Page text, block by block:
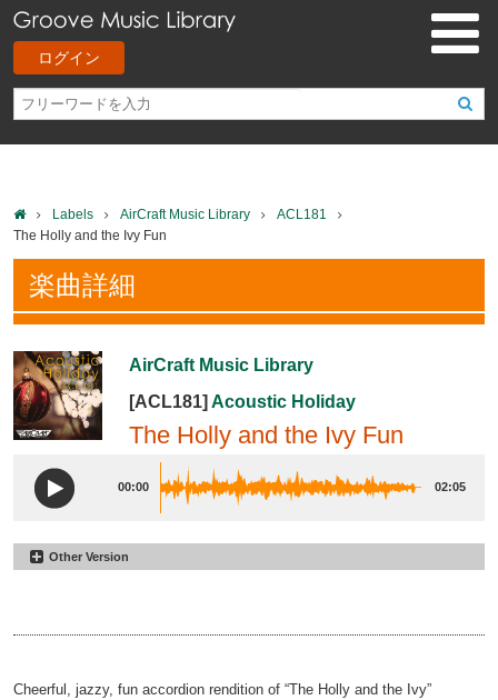
ログイン
Labels AirCraft Music Library
ACL181
The Holly and the Ivy Fun
楽曲詳細
AirCraft Music Library
[ACL181] Acoustic Holiday
The Holly and the Ivy Fun
00:00 02:05
Other Version
Cheerful, jazzy, fun accordion rendition of “The Holly and the Ivy”